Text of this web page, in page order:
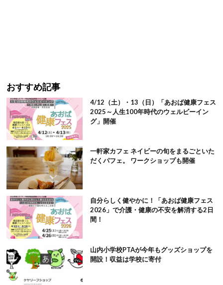
おすすめ記事
4/12（土）・13（日）「あおば健康フェス
2025～人生100年時代のウェルビーイン
グ」開催
一軒家カフェ ネイビーの旬をまるごといた
だくパフェ。 ワークショップも開催
自分らしく健やかに！「あおば健康フェス
2026」で介護・健康の不安を解消する2日
間！
山内小学校PTAが今年もグッズショップを
開設！収益は学校に寄付